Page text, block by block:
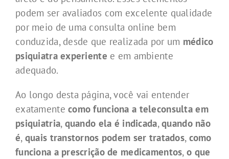
podem ser avaliados com excelente qualidade
por meio de uma consulta online bem
conduzida, desde que realizada por um médico
psiquiatra experiente e em ambiente
adequado.
Ao longo desta página, você vai entender
exatamentecomo funciona a teleconsulta em
psiquiatria, quando ela é indicada,quando não
é, quais transtornos podem ser tratados, como
funciona a prescrição de medicamentos, o que